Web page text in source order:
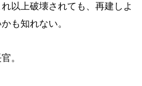
以上破壊されても、再建しよ
も知れない。
。